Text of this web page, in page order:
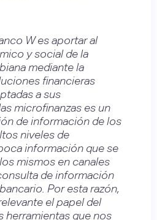
W es aportar al
y social de la
mediante la
financieras
a sus
microfinanzas es un
de información de los
niveles de
información que se
mismos en canales
de información
Por esta razón,
el papel del
herramientas que nos